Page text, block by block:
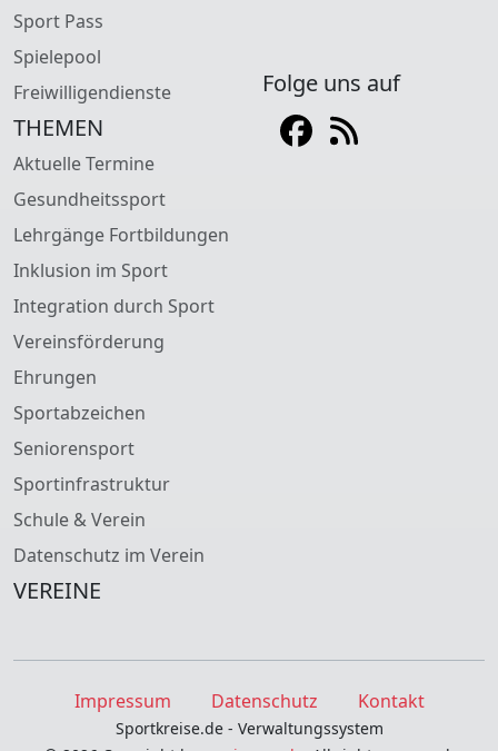
Sport Pass
Spielepool
Freiwilligendienste
THEMEN
Aktuelle Termine
Gesundheitssport
Lehrgänge Fortbildungen
Inklusion im Sport
Integration durch Sport
Vereinsförderung
Ehrungen
Sportabzeichen
Seniorensport
Sportinfrastruktur
Schule & Verein
Datenschutz im Verein
VEREINE
Folge uns auf
Impressum Datenschutz Kontakt
Sportkreise.de - Verwaltungssystem